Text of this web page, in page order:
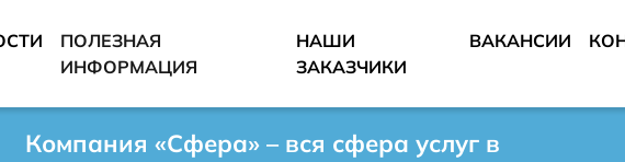
ПОЛЕЗНАЯ
ИНФОРМАЦИЯ
НАШИ
ЗАКАЗЧИКИ
ВАКАНСИИ
Компания «Сфера» – вся сфера услуг в